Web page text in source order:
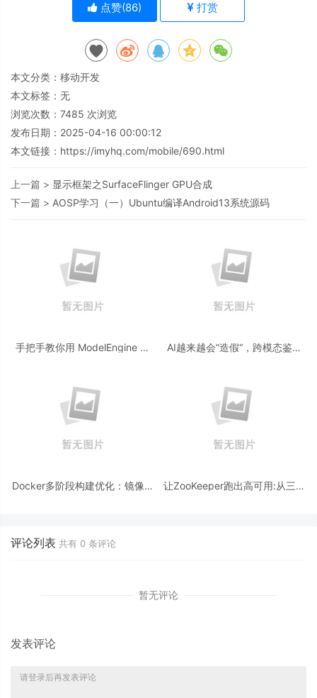
点赞(86) 打赏
本文分类： 移动开发
本文标签：无
浏览次数： 7485 次浏览
发布日期：2025-04-16 00:00:12
本文链接： https://imyhq.com/mobile/690.html
上一篇 > 显示框架之SurfaceFlinger GPU合成
下一篇 > AOSP学习（一）Ubuntu编译Android13系统源码
手把手教你用 ModelEngine 打
AI越来越会“造假“，跨模态鉴伪
Docker多阶段构建优化：镜像体
让ZooKeeper跑出高可用:从三节
评论列表 共有 0 条评论
暂无评论
发表评论